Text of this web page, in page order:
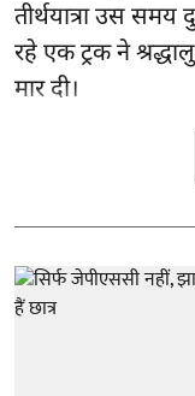
तीर्थयात्रा उस
रहे एक ट्रक ने
मार दी।